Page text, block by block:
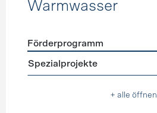
Warmwasser
Förderprogramme
Förderprogramm
Spezialprojekte
+ alle öffnen